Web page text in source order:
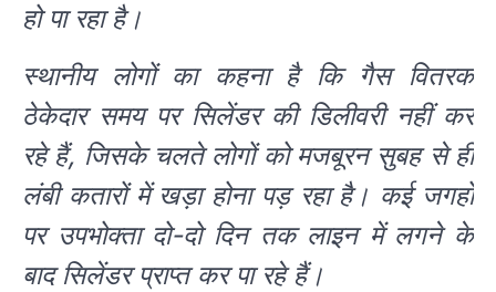
हो पा रहा है।
स्थानीय लोगों का कहना है कि गैस वितरक
ठेकेदार समय पर सिलेंडर की डिलीवरी नहीं कर
रहे हैं, जिसके चलते लोगों को मजबूरन सुबह से ही
लंबी कतारों में खड़ा होना पड़ रहा है। कई जगहों
पर उपभोक्ता दो-दो दिन तक लाइन में लगने के
बाद सिलेंडर प्राप्त कर पा रहे हैं।